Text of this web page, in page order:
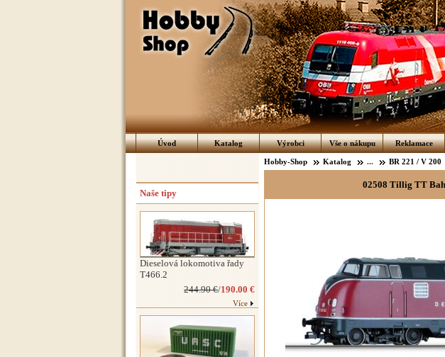
Úvod Katalog Výrobci Vše o nákupu Reklamace
Hobby-Shop Katalog ... BR 221 / V 200
02508 Tillig TT
Naše tipy
Dieselová lokomotiva řady
T466.2
244.90 €/190.00 €
Více